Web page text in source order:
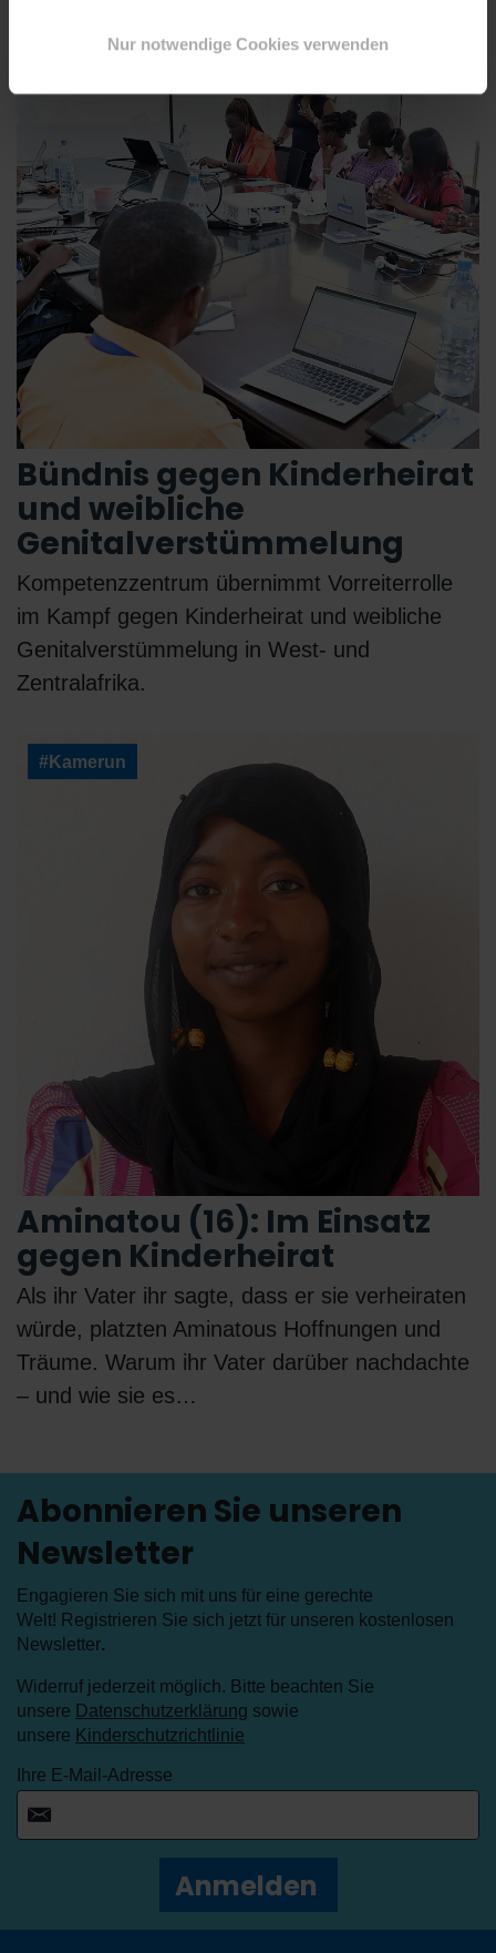
Nur notwendige Cookies verwenden
Bündnis gegen Kinderheirat
und weibliche
Genitalverstümmelung
Kompetenzzentrum übernimmt Vorreiterrolle
im Kampf gegen Kinderheirat und weibliche
Genitalverstümmelung in West- und
Zentralafrika.
#Kamerun
Aminatou (16): Im Einsatz
gegen Kinderheirat
Als ihr Vater ihr sagte, dass er sie verheiraten
würde, platzten Aminatous Hoffnungen und
Träume. Warum ihr Vater darüber nachdachte
– und wie sie es…
Abonnieren Sie unseren
Newsletter
Engagieren Sie sich mit uns für eine gerechte
Welt! Registrieren Sie sich jetzt für unseren kostenlosen
Newsletter.
Widerruf jederzeit möglich. Bitte beachten Sie
unsere Datenschutzerklärung sowie
unsere Kinderschutzrichtlinie
Ihre E-Mail-Adresse
Anmelden